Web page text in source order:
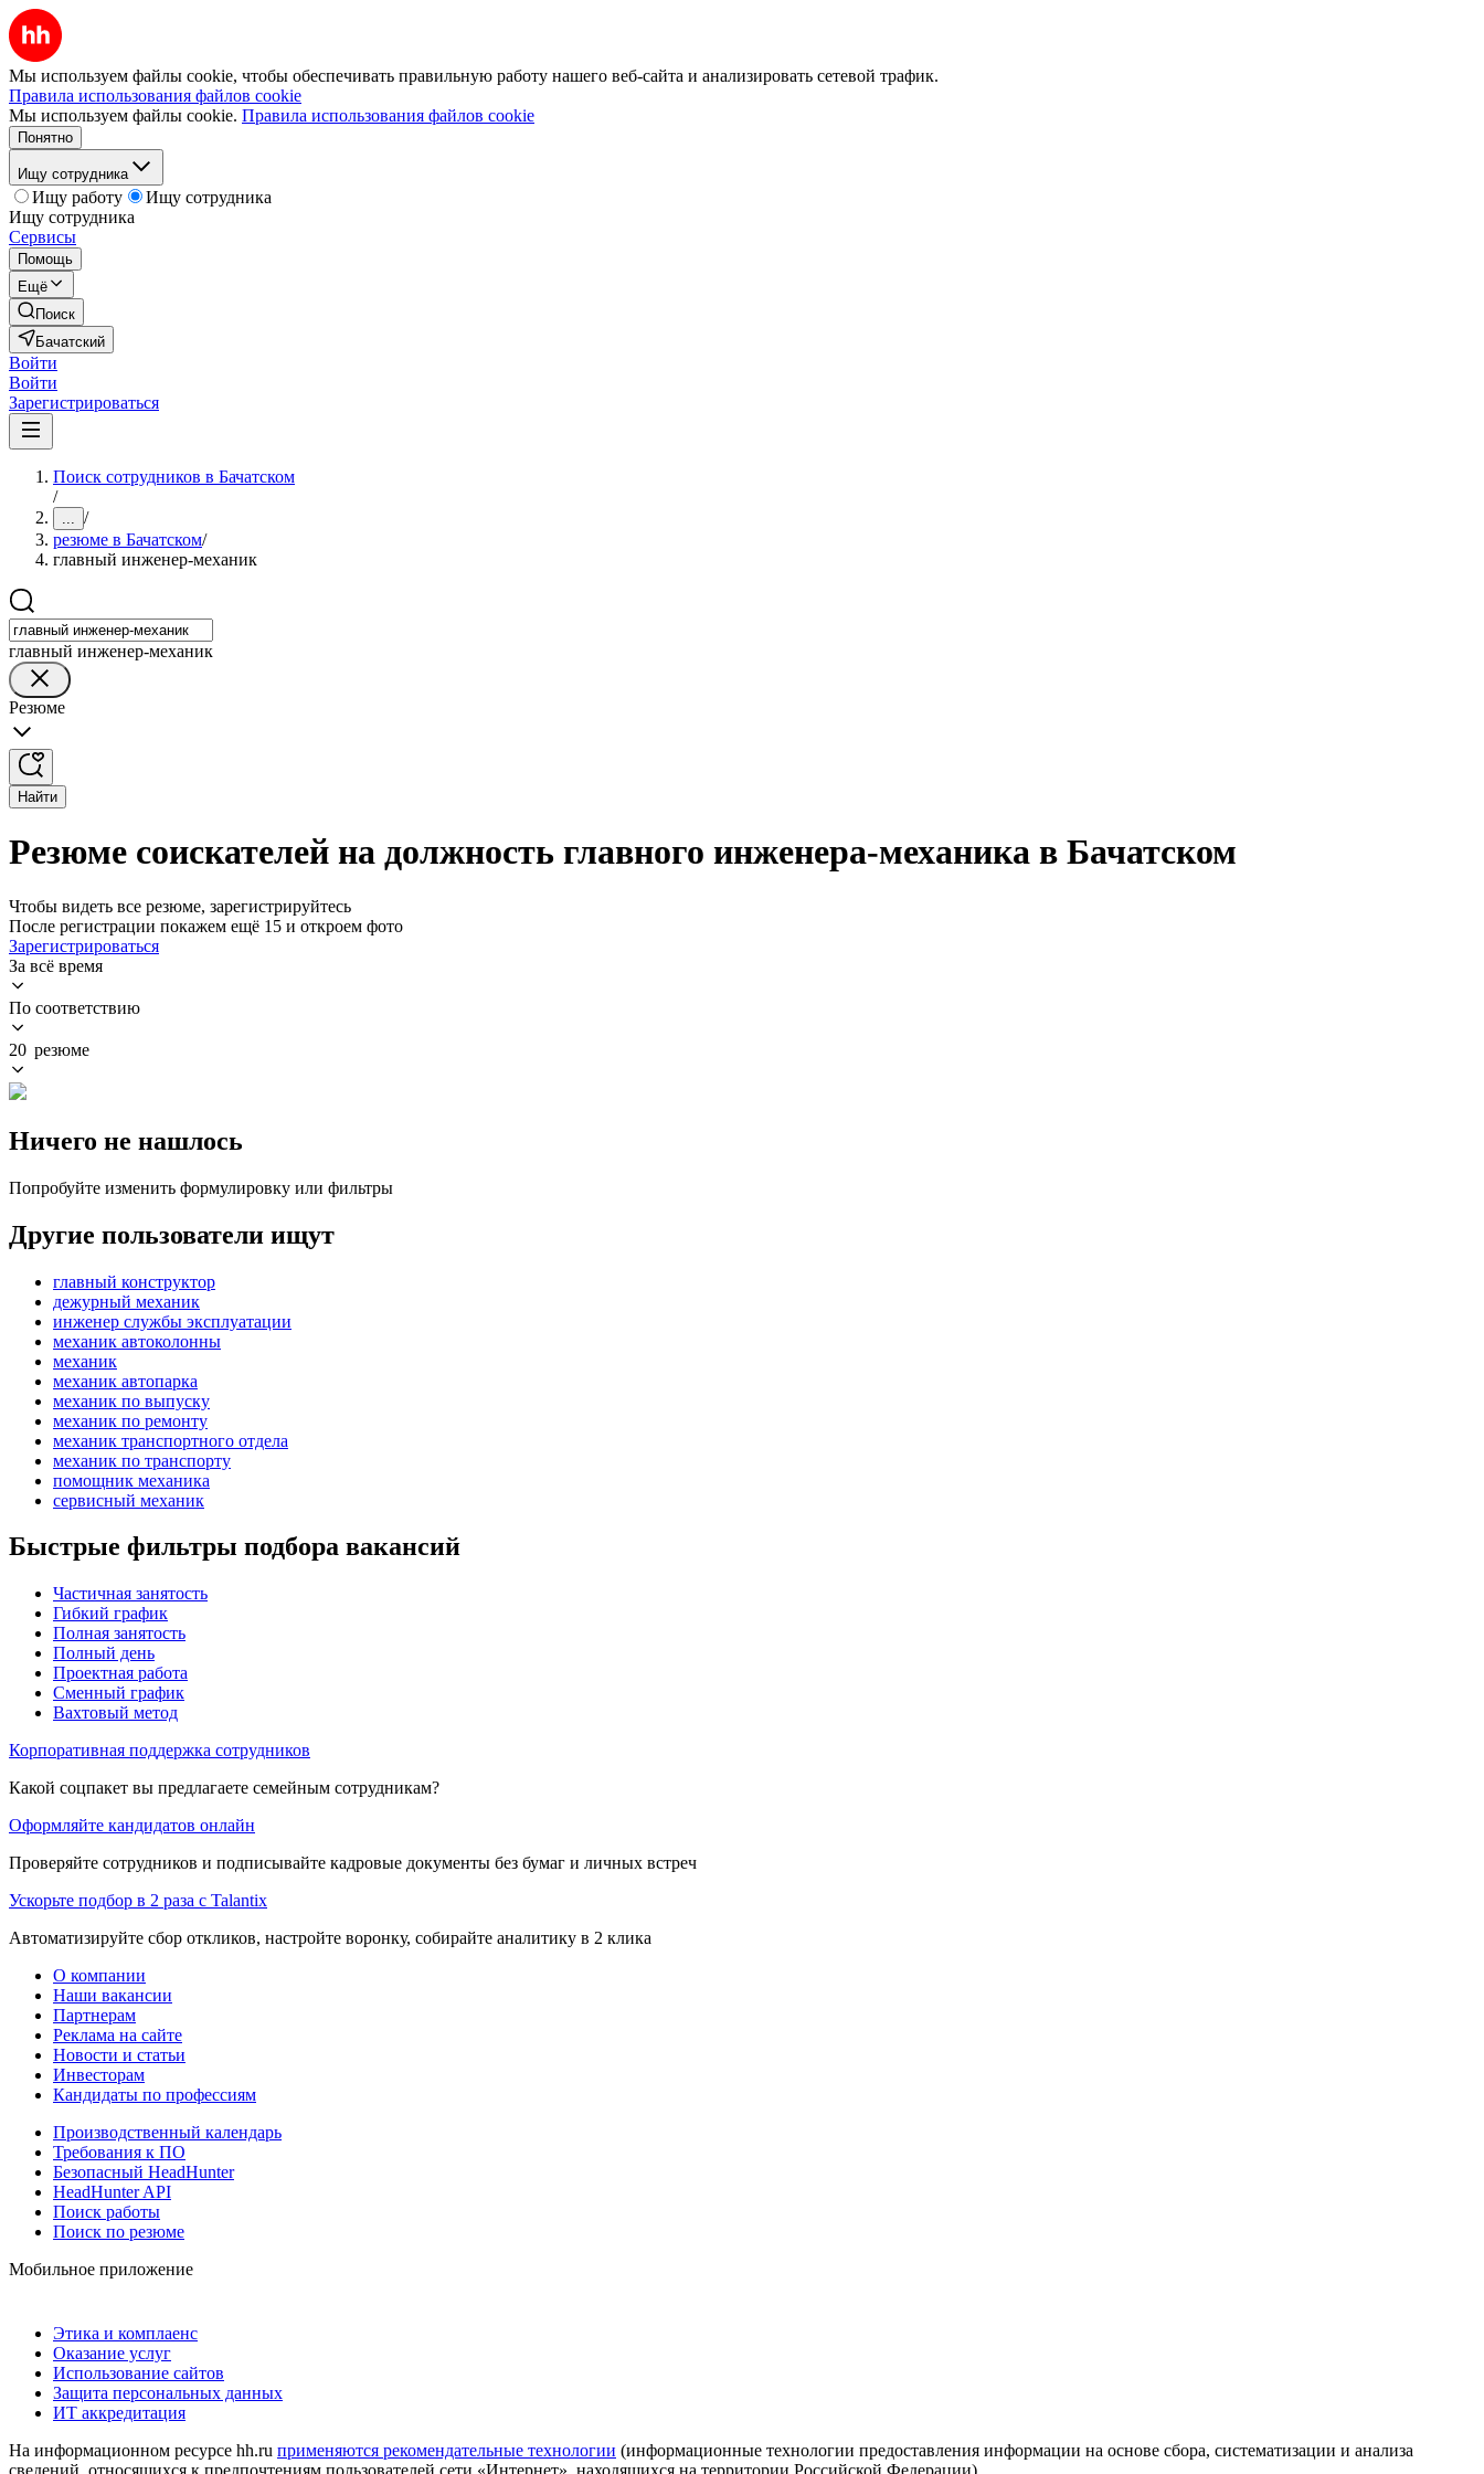
Мы используем файлы cookie, чтобы обеспечивать правильную работу нашего веб-сайта и анализировать сетевой трафик.
Правила использования файлов cookie
Мы используем файлы cookie. Правила использования файлов cookie
Понятно
Ищу сотрудника
Ищу работу
Ищу сотрудника
Ищу сотрудника
Сервисы
Помощь
Ещё
Поиск
Бачатский
Войти
Войти
Зарегистрироваться
Поиск сотрудников в Бачатском
/
... /
резюме в Бачатском/
главный инженер-механик
главный инженер-механик
Резюме
Найти
Резюме соискателей на должность главного инженера-механика в Бачатском
Чтобы видеть все резюме, зарегистрируйтесь
После регистрации покажем ещё 15 и откроем фото
Зарегистрироваться
За всё время
По соответствию
20 резюме
Ничего не нашлось
Попробуйте изменить формулировку или фильтры
Другие пользователи ищут
главный конструктор
дежурный механик
инженер службы эксплуатации
механик автоколонны
механик
механик автопарка
механик по выпуску
механик по ремонту
механик транспортного отдела
механик по транспорту
помощник механика
сервисный механик
Быстрые фильтры подбора вакансий
Частичная занятость
Гибкий график
Полная занятость
Полный день
Проектная работа
Сменный график
Вахтовый метод
Корпоративная поддержка сотрудников
Какой соцпакет вы предлагаете семейным сотрудникам?
Оформляйте кандидатов онлайн
Проверяйте сотрудников и подписывайте кадровые документы без бумаг и личных встреч
Ускорьте подбор в 2 раза с Talantix
Автоматизируйте сбор откликов, настройте воронку, собирайте аналитику в 2 клика
О компании
Наши вакансии
Партнерам
Реклама на сайте
Новости и статьи
Инвесторам
Кандидаты по профессиям
Производственный календарь
Требования к ПО
Безопасный HeadHunter
HeadHunter API
Поиск работы
Поиск по резюме
Мобильное приложение
Этика и комплаенс
Оказание услуг
Использование сайтов
Защита персональных данных
ИТ аккредитация
На информационном ресурсе hh.ru применяются рекомендательные технологии (информационные технологии предоставления информации на основе сбора, систематизации и анализа